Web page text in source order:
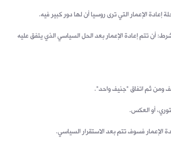
إعادة الإعمار التي ترى روسيا أن لها دور كبير فيه.
أن تتم إعادة الإعمار بعد الحل السياسي الذي يتفق عليه
ومن ثم اتفاق "جنيف واحد".
أو العكس.